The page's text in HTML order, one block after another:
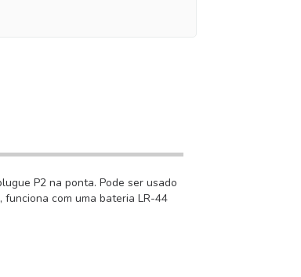
P2 na ponta. Pode ser usado
com uma bateria LR-44